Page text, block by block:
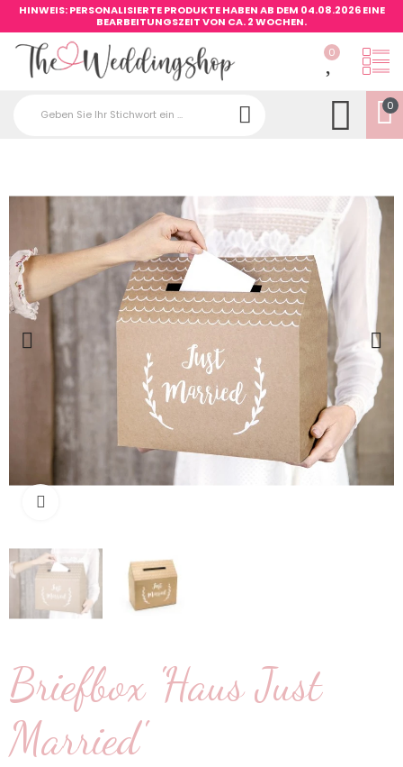
HINWEIS: PERSONALISIERTE PRODUKTE HABEN AB DEM 04.08.2026 EINE
BEARBEITUNGSZEIT VON CA. 2 WOCHEN.
0
0
Briefbox 'Haus Just
Married'